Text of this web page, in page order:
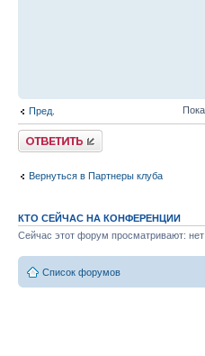
Пред.
Ответить
Вернуться в Партнеры клуба
КТО СЕЙЧАС НА КОНФЕРЕНЦИИ
Сейчас этот форум просматривают: нет
Список форумов